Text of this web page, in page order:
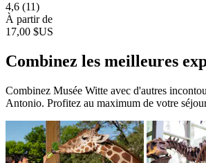
4,6 (11)
À partir de
17,00 $US
Combinez les meilleures
Combinez Musée Witte avec d'autres
Antonio. Profitez au maximum de votre